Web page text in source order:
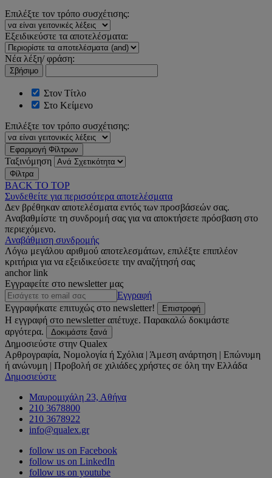
Επιλέξτε τον τρόπο συσχέτισης:
Εξειδικεύστε τα αποτελέσματα:
Νέα λέξη/ φράση:
Σβήσιμο
Στον Τίτλο
Στο Κείμενο
Επιλέξτε τον τρόπο συσχέτισης:
Εφαρμογή Φίλτρων
Ταξινόμηση
Φίλτρα
BACK TO TOP
Συνδεθείτε για περισσότερα αποτελέσματα
Δεν βρέθηκαν αποτελέσματα εντός των προσβάσεών σας.
Αναβαθμίστε τη συνδρομή σας για να αποκτήσετε πρόσβαση στο
περιεχόμενο.
Αναβάθμιση συνδρομής
Λόγω μεγάλου αριθμού αποτελεσμάτων, επιλέξτε επιπλέον
κριτήρια για να εξειδικεύσετε την αναζήτησή σας
anchor link
Εγγραφείτε στο newsletter μας
Εγγραφή
Εγγραφήκατε επιτυχώς στο newsletter!
Επιστροφή
Η εγγραφή στο newsletter απέτυχε. Παρακαλώ δοκιμάστε
αργότερα.
Δοκιμάστε ξανά
Δημοσιεύστε στην Qualex
Αρθρογραφία, Νομολογία ή Σχόλια | Άμεση ανάρτηση | Επώνυμη
ή ανώνυμη | Προβολή σε χιλιάδες χρήστες σε όλη την Ελλάδα
Δημοσιεύστε
Μαυρομιχάλη 23, Αθήνα
210 3678800
210 3678922
info@qualex.gr
follow us on Facebook
follow us on LinkedIn
follow us on youtube